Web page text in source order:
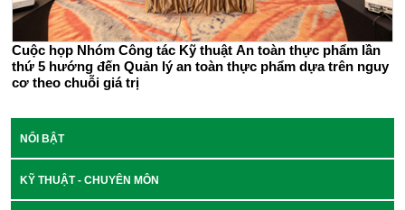
Cuộc họp Nhóm Công tác Kỹ thuật An toàn thực phẩm lần
thứ 5 hướng đến Quản lý an toàn thực phẩm dựa trên nguy
cơ theo chuỗi giá trị
NỔI BẬT
KỸ THUẬT - CHUYÊN MÔN